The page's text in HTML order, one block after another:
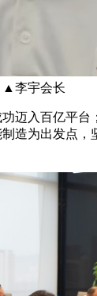
▲ 李宇会长
迈入百亿平
造为出发点